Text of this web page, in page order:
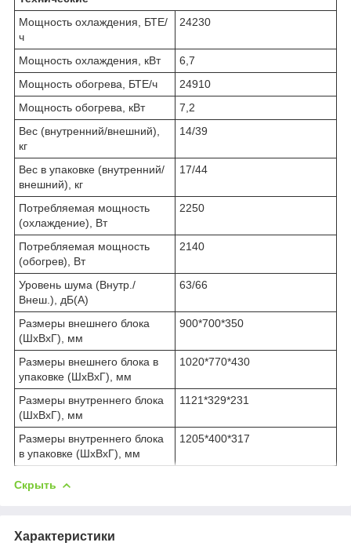
Мощность охлаждения, БТЕ/
ч
24230
Мощность охлаждения, кВт
6,7
Мощность обогрева, БТЕ/ч
24910
Мощность обогрева, кВт
7,2
Вес (внутренний/внешний),
кг
14/39
Вес в упаковке (внутренний/
внешний), кг
17/44
Потребляемая мощность
(охлаждение), Вт
2250
Потребляемая мощность
(обогрев), Вт
2140
Уровень шума (Внутр./
Внеш.), дБ(А)
63/66
Размеры внешнего блока
(ШхВхГ), мм
900*700*350
Размеры внешнего блока в
упаковке (ШхВхГ), мм
1020*770*430
Размеры внутреннего блока
(ШхВхГ), мм
1121*329*231
Размеры внутреннего блока
в упаковке (ШхВхГ), мм
1205*400*317
Скрыть
Характеристики